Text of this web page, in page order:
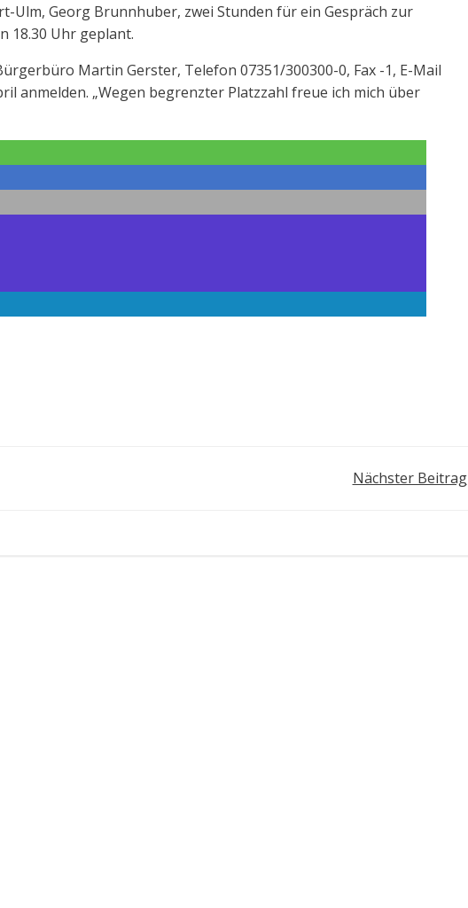
Ulm, Georg Brunnhuber, zwei Stunden für ein Gespräch zur
18.30 Uhr geplant.
Martin Gerster, Telefon 07351/300300-0, Fax -1, E-Mail
anmelden. „Wegen begrenzter Platzzahl freue ich mich über
Nächster Beitrag